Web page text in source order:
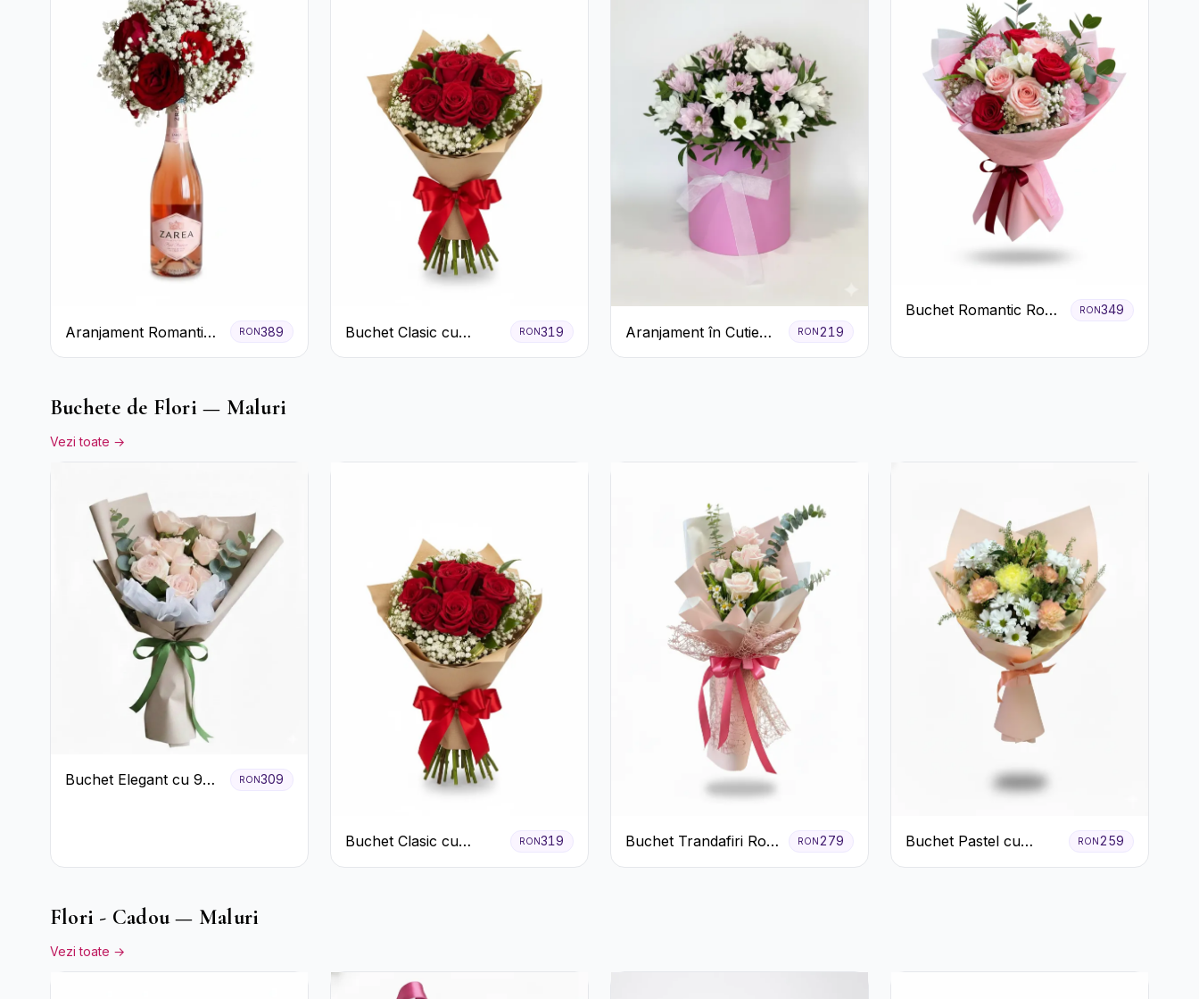
Aranjament Romantic
cu Trandafiri Roșii și
RON389
Buchet Clasic cu
Trandafiri Roșii și
RON319
Aranjament în Cutie
Roz cu Crizanteme
RON 219
Buchet Romantic Roșu
RON349
Buchete de Flori — Maluri
Vezi toate →
Buchet Elegant cu 9
RON309
Buchet Clasic cu
Trandafiri Roșii și
RON319
Buchet Trandafiri Roz
Pal și Eucalipt
RON279
Buchet Pastel cu
Crizanteme și Garoafe
RON259
Flori - Cadou — Maluri
Vezi toate →